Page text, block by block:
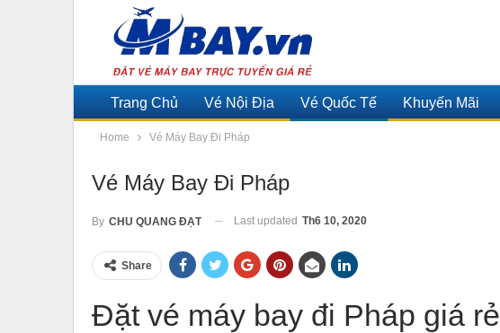
Trang Chủ Vé Nội Địa Vé Quốc Tế Khuyến Mãi
Home Vé Máy Bay Đi Pháp
Vé Máy Bay Đi Pháp
By CHU QUANG ĐẠT Last updated Th6 10, 2020
Share
Đặt vé máy bay đi Pháp giá rẻ